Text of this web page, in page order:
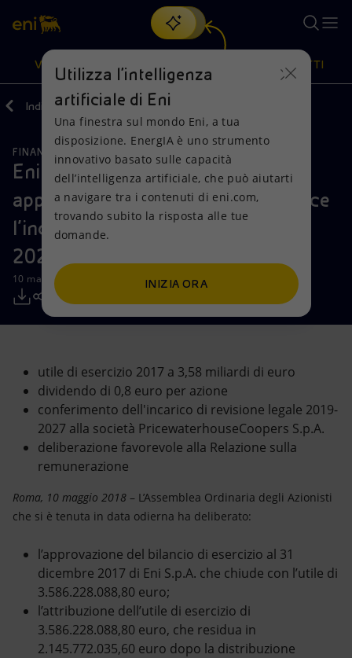
Cerca
scopri EnergIA, la nostra nuova soluzione di intelligenza
artificiale.
VISIONE
Visione
Mission e valori
Persone e Partnership
Net Zero
Modello satellitare
Innovazione
Scenari energetici
Azioni
Diversificazione energetica
Tecnologie per la transizione
Collaborazioni per l'innovazione
Attività nel mondo
PRODOTTI
Prodotti
Casa
Imprese
Mobilità
Indietro Media Comunicati Stampa
FINANZA, STRATEGIA E REPORT
Eni: l'Assemblea degli Azionisti
approva il Bilancio 2017 e conferisce
l’incarico di revisione legale 2019-
2027
10 maggio 2018 - 19:30 CEST
utile di esercizio 2017 a 3,58 miliardi di euro
dividendo di 0,8 euro per azione
conferimento dell'incarico di revisione legale 2019-
2027 alla società PricewaterhouseCoopers S.p.A.
deliberazione favorevole alla Relazione sulla
remunerazione
Roma, 10 maggio 2018 – L’Assemblea Ordinaria degli Azionisti
che si è tenuta in data odierna ha deliberato:
l’approvazione del bilancio di esercizio al 31
dicembre 2017 di Eni S.p.A. che chiude con l’utile di
3.586.228.088,80 euro;
l’attribuzione dell’utile di esercizio di
3.586.228.088,80 euro, che residua in
2.145.772.035,60 euro dopo la distribuzione
Utilizza l'intelligenza
artificiale di Eni
Una finestra sul mondo Eni, a tua
disposizione. EnergIA è uno strumento
innovativo basato sulle capacità
dell’intelligenza artificiale, che può aiutarti
a navigare tra i contenuti di eni.com,
trovando subito la risposta alle tue
domande.
INIZIA ORA